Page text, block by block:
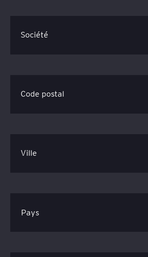
Société
Code postal
Ville